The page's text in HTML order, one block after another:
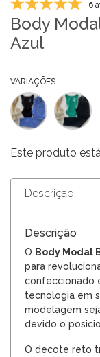
6
Body
Azul
VARIAÇÕES
Este produto
Descrição
Descrição
O Body Modal
para
confeccionado
tecnologia em
modelagem
devido o
O decote reto